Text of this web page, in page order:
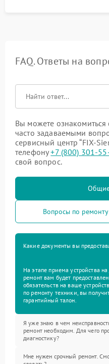
FAQ. Ответы на
Вы можете
часто задаваемыми
сервисный центр “FIX-
телефону+7 (800) 301-
свой вопрос.
Вопросы по
Какие документы вы
На этапе приема устройства
ремонт вам будет
обязательств на ваше
по ремонту техники, вы
гарантийный талон.
Я уже знаю в чем
ремонт необходим. Для чего
диагностику?
Мне нужен срочный ремонт.